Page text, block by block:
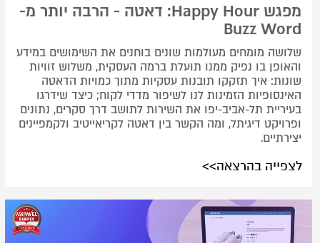
מפגש Happy Hour: דאטה - הרבה יותר מ-
Buzz Word
שלושה מומחים מעולמות שונים בוחנים את השימושים במידע
והאופן בו נפיק ממנו תועלת ברמה העסקית, משלוש זוויות
שונות: איך תזקקו תובנות עסקיות מתוך כמויות הדאטה
האינסופיות הזמינות לנו לשיפור מדדי לקוח; כיצד שידרגו
בעיריית תל-אביב-יפו את השירות לתושב דרך סקרים, נתונים
ופרויקט דיגיתל, ומה הקשר בין דאטה לקריאייטיב ולקמפיינים
יצירתיים.
לצפייה בהרצאה>>